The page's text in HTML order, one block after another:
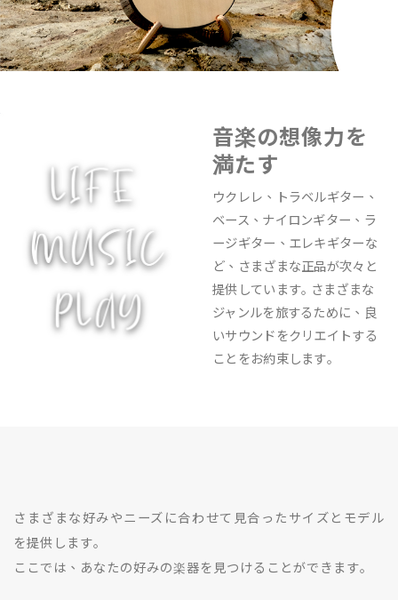
音楽の想像力を
満たす
ウクレレ、トラベルギター、
ベース、ナイロンギター、ラ
ージギター、エレキギターな
ど、さまざまな正品が次々と
提供しています｡ さまざまな
ジャンルを旅するために、良
いサウンドをクリエイトする
ことをお約束します｡
さまざまな好みやニーズに合わせて見合ったサイズとモデル
を提供します｡
ここでは、あなたの好みの楽器を見つけることができます｡